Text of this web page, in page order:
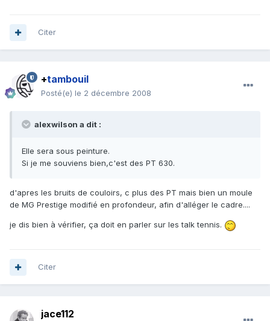
Citer
+tambouil
Posté(e) le 2 décembre 2008
alexwilson a dit :
Elle sera sous peinture.
Si je me souviens bien,c'est des PT 630.
d'apres les bruits de couloirs, c plus des PT mais bien un moule
de MG Prestige modifié en profondeur, afin d'alléger le cadre....
je dis bien à vérifier, ça doit en parler sur les talk tennis.
Citer
jace112